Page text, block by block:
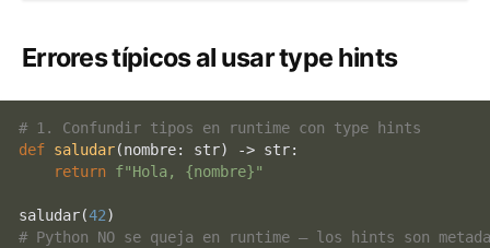
Errores típicos al usar type hints
# 1. Confundir tipos en runtime con type hints
def saludar(nombre: str) -> str:
return f"Hola, {nombre}"
saludar(42
# Python NO se queja en runtime — los hints son